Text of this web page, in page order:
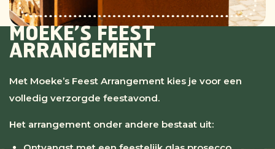
MOEKE’S FEEST
ARRANGEMENT
Met Moeke’s Feest Arrangement kies je voor een
volledig verzorgde feestavond.
Het arrangement onder andere bestaat uit: